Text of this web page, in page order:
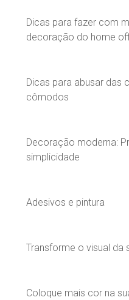
Dicas para fazer com
decoração do home
Dicas para abusar das
cômodos
Decoração moderna:
simplicidade
Adesivos e pintura
Transforme o visual da
Coloque mais cor na